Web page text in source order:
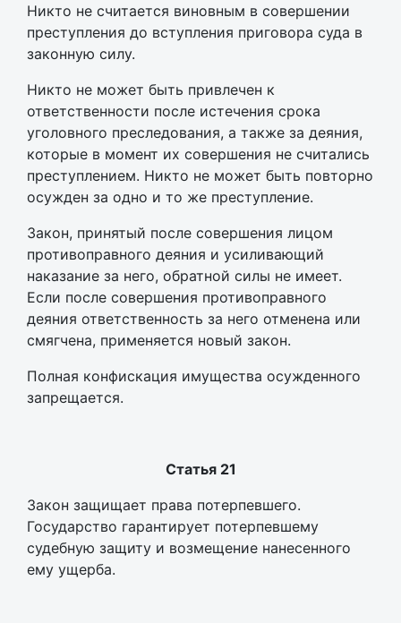
Никто не считается виновным в совершении
преступления до вступления приговора суда в
законную силу.
Никто не может быть привлечен к
ответственности после истечения срока
уголовного преследования, а также за деяния,
которые в момент их совершения не считались
преступлением. Никто не может быть повторно
осужден за одно и то же преступление.
Закон, принятый после совершения лицом
противоправного деяния и усиливающий
наказание за него, обратной силы не имеет.
Если после совершения противоправного
деяния ответственность за него отменена или
смягчена, применяется новый закон.
Полная конфискация имущества осужденного
запрещается.
Статья 21
Закон защищает права потерпевшего.
Государство гарантирует потерпевшему
судебную защиту и возмещение нанесенного
ему ущерба.